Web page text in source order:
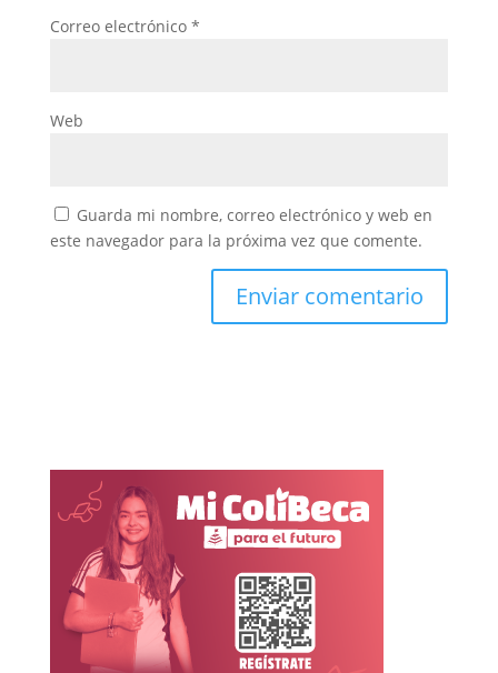
Correo electrónico *
Web
Guarda mi nombre, correo electrónico y web en
este navegador para la próxima vez que comente.